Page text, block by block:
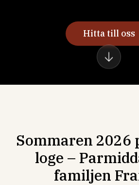
Hitta till oss
Sommaren 2026
loge –
familjen